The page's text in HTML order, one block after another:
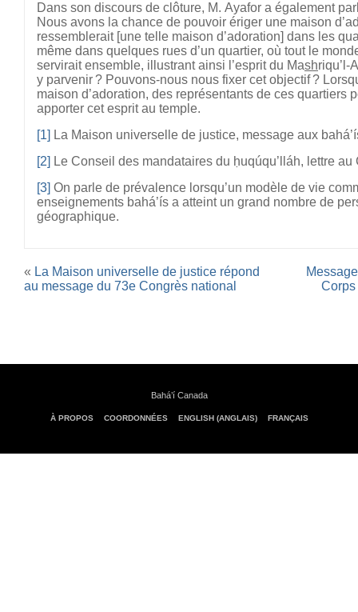
Dans son discours de clôture, M. Ayafor a également
Nous avons la chance de pouvoir ériger une maison
ressemblerait [une telle maison d’adoration] dans les
même dans quelques rues d’un quartier, où tout le
servirait ensemble, illustrant ainsi l’esprit du Mashriqu’l-A
y parvenir ? Pouvons-nous nous fixer cet objectif ?
maison d’adoration, des représentants de ces quartiers
apporter cet esprit au temple.
[1] La Maison universelle de justice, message aux
[2] Le Conseil des mandataires du ḥuqúqu’lláh, lettre
[3] On parle de prévalence lorsqu’un modèle de vie
enseignements bahá’ís a atteint un grand nombre de
géographique.
« La Maison universelle de justice répond
au message du 73e Congrès national
Bahá’í Canada
À PROPOS COORDONNÉES ENGLISH (ANGLAIS) FRANÇAIS